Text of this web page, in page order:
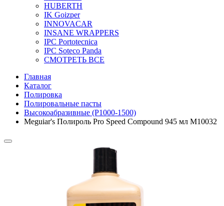
HUBERTH
IK Goizper
INNOVACAR
INSANE WRAPPERS
IPC Portotecnica
IPC Soteco Panda
СМОТРЕТЬ ВСЕ
Главная
Каталог
Полировка
Полировальные пасты
Высокоабразивные (P1000-1500)
Meguiar's Полироль Pro Speed Compound 945 мл M10032